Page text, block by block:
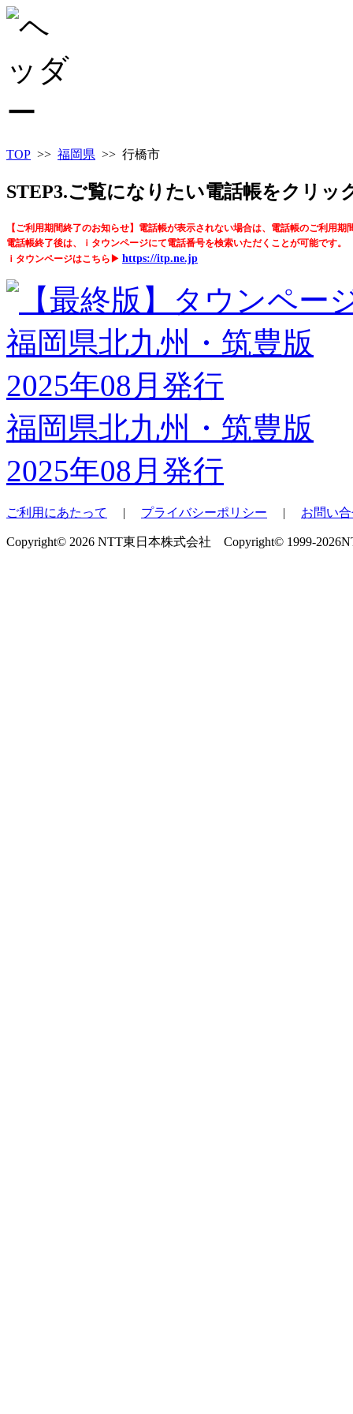
TOP >> 福岡県 >> 行橋市
STEP3.ご覧になりたい電話帳をクリッ
【ご利用期間終了のお知らせ】電話帳が表示されない場合は、電話帳のご利用期
電話帳終了後は、ｉタウンページにて電話番号を検索いただくことが可能です。
ｉタウンページはこちら▶ https://itp.ne.jp
福岡県北九州・筑豊版
2025年08月発行
ご利用にあたって | プライバシーポリシー | お問い
Copyright© 2026 NTT東日本株式会社 Copyright© 1999-